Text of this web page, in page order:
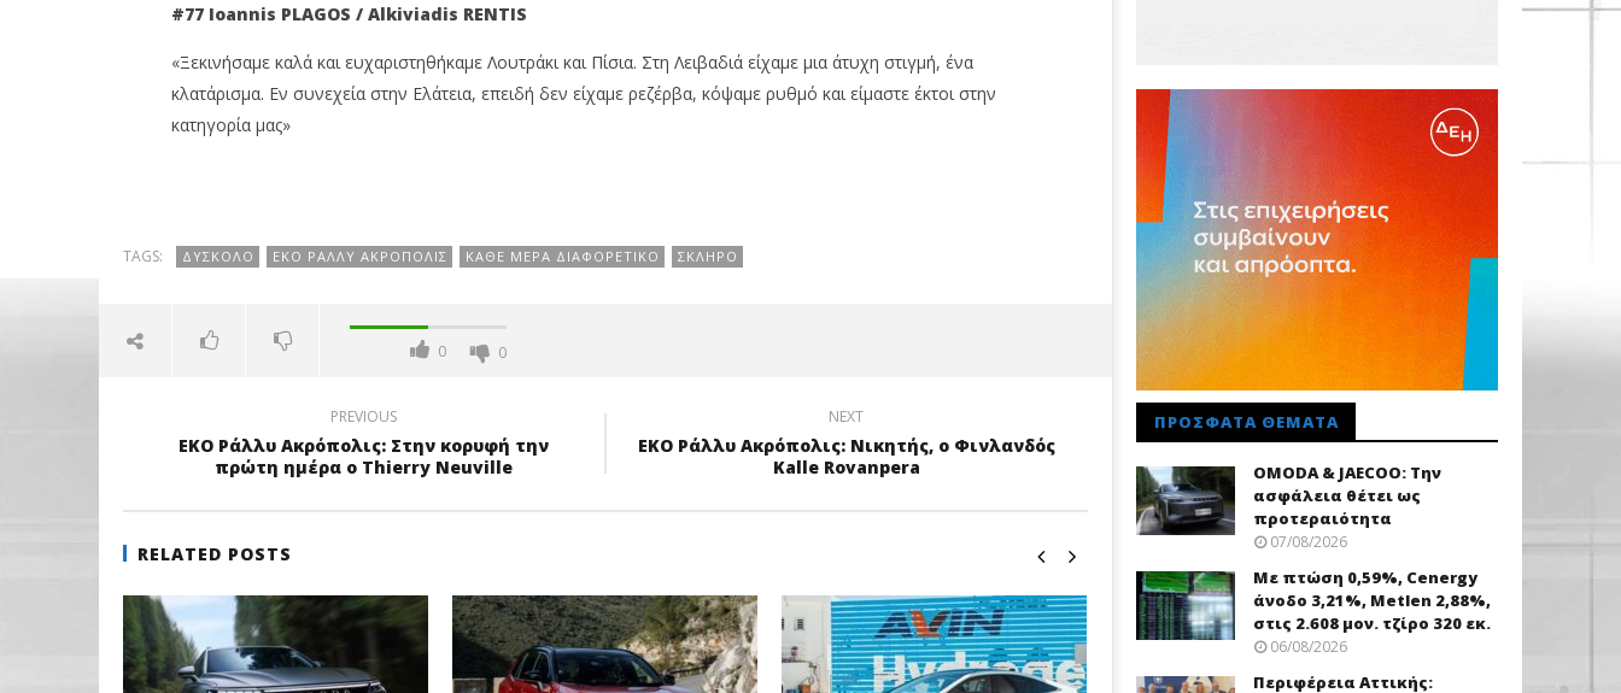
#77 Ioannis PLAGOS / Alkiviadis RENTIS
«Ξεκινήσαμε καλά και ευχαριστηθήκαμε Λουτράκι και Πίσια. Στη Λειβαδιά είχαμε μια άτυχη στιγμή, ένα
κλατάρισμα. Εν συνεχεία στην Ελάτεια, επειδή δεν είχαμε ρεζέρβα, κόψαμε ρυθμό και είμαστε έκτοι στην
κατηγορία μας»
TAGS: ΔΎΣΚΟΛΟ ΕΚΟ ΡΆΛΛΥ ΑΚΡΌΠΟΛΙΣ ΚΆΘΕ ΜΈΡΑ ΔΙΑΦΟΡΕΤΙΚΌ ΣΚΛΗΡΌ
0 0
PREVIOUS
ΕΚΟ Ράλλυ Ακρόπολις: Στην κορυφή την
πρώτη ημέρα ο Thierry Neuville
NEXT
ΕΚΟ Ράλλυ Ακρόπολις: Νικητής, ο Φινλανδός
Kalle Rovanpera
RELATED POSTS
ΠΡΌΣΦΑΤΑ ΘΈΜΑΤΑ
OMODA & JAECOO: Την
ασφάλεια θέτει ως
προτεραιότητα
07/08/2026
Με πτώση 0,59%, Cenergy
άνοδο 3,21%, Metlen 2,88%,
στις 2.608 μον. τζίρο 320 εκ.
06/08/2026
Περιφέρεια Αττικής: